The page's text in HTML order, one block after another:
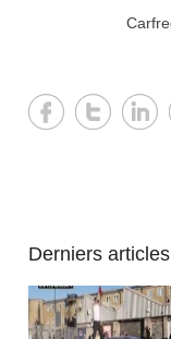
Derniers articles